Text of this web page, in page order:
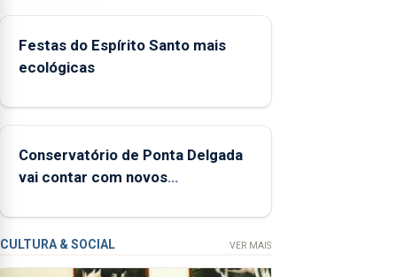
e mais de
160
apanha
ilegal de
2022 e
2026. A ilha
das Flores
Festas do Espírito Santo mais
ecológicas
Conservatório de Ponta Delgada
vai contar com novos
CULTURA & SOCIAL VER MAIS